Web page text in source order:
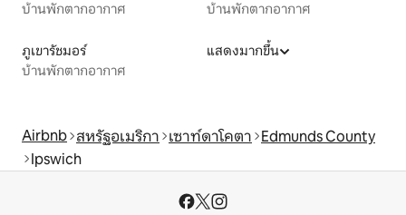
บ้านพักตากอากาศ
บ้านพักตากอากาศ
ภูเขารัชมอร์
บ้านพักตากอากาศ
แสดงมากขึ้น
Airbnb สหรัฐอเมริกา เซาท์ดาโคตา Edmunds County
Ipswich